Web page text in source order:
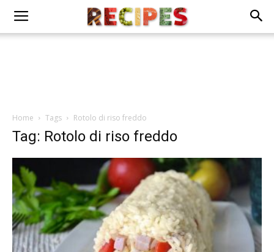
Home Tags Rotolo di riso freddo
Tag: Rotolo di riso freddo